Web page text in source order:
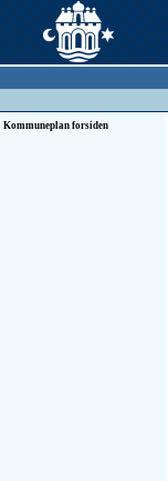
Kommuneplan forsiden